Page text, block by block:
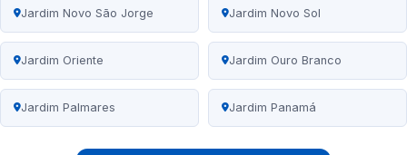
Jardim Novo São Jorge Jardim Novo Sol
Jardim Oriente Jardim Ouro Branco
Jardim Palmares Jardim Panamá